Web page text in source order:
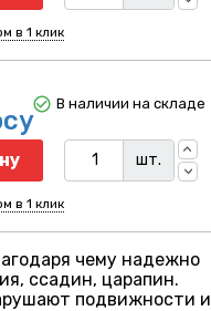
в 1 клик
шт.
В наличии на складе
в 1 клик
чему надежно
ссадин, царапин.
подвижности и